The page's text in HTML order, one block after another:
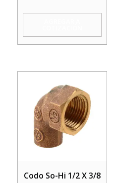
Taumm
Codo So-Hi 1/2 X 3/8